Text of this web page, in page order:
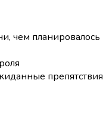
чем планировалось
препятствия